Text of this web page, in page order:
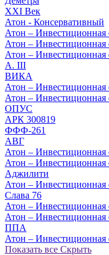
XXI Век
Атон - Консервативный
Атон – Инвестиционная
Атон – Инвестиционная
Атон – Инвестиционная
А. III
ВИКА
Атон – Инвестиционная
Атон – Инвестиционная
ОПУС
АРК 300819
ФФФ-261
АВГ
Атон – Инвестиционная
Атон – Инвестиционная
Аджилити
Атон – Инвестиционная
Слава 76
Атон – Инвестиционная
Атон – Инвестиционная
ППА
Атон – Инвестиционная
Показать все Скрыть